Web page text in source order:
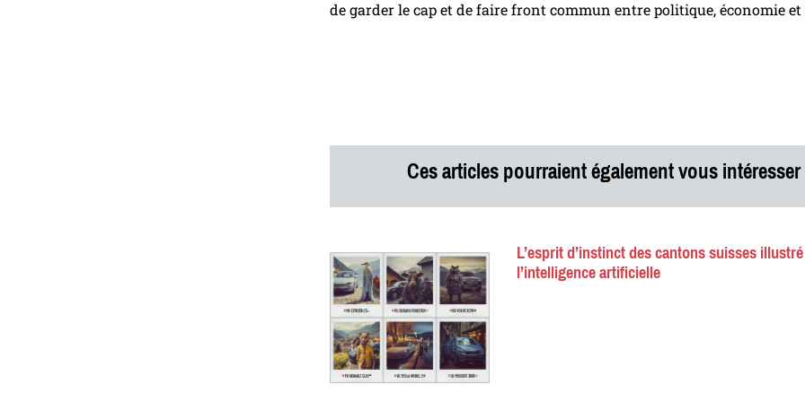
de garder le cap et de faire front commun entre politique, économie et
Ces articles pourraient également vous intéresser
L’esprit d’instinct des cantons suisses
l’intelligence artificielle